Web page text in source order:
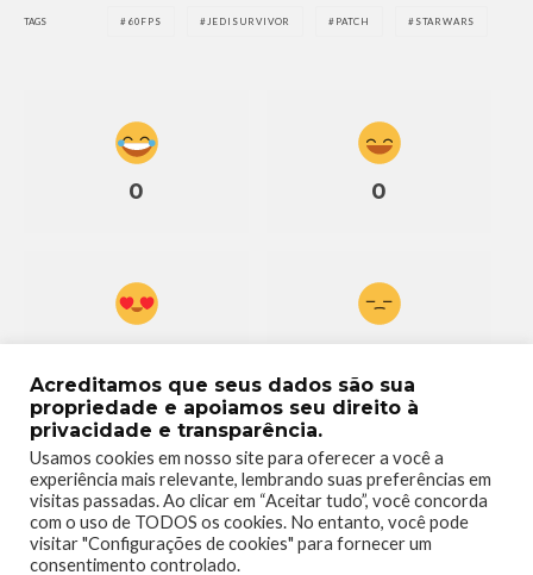
TAGS 60FPS JEDISURVIVOR PATCH STARWARS
0 0
0 0
0
Acreditamos que seus dados são sua
propriedade e apoiamos seu direito à
privacidade e transparência.
Usamos cookies em nosso site para oferecer a você a
experiência mais relevante, lembrando suas preferências em
visitas passadas. Ao clicar em “Aceitar tudo”, você concorda
com o uso de TODOS os cookies. No entanto, você pode
visitar "Configurações de cookies" para fornecer um
consentimento controlado.